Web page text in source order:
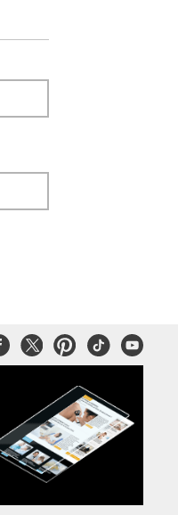
TwitterPinterest
TiktokYoutube